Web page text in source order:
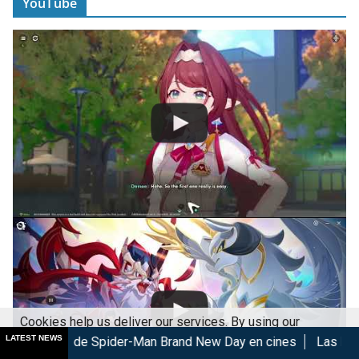
LATEST NEWS
Spider-Man Brand New Day en cines Las Lágrimas de Bael
Cookies help us deliver our services. By using our
services, you agree to our use of cookies.
Got it